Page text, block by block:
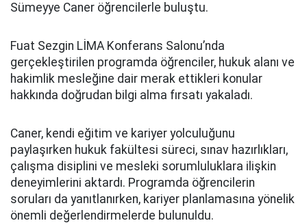
Sümeyye Caner öğrencilerle buluştu.
Fuat Sezgin LİMA Konferans Salonu’nda
gerçekleştirilen programda öğrenciler, hukuk alanı ve
hakimlik mesleğine dair merak ettikleri konular
hakkında doğrudan bilgi alma fırsatı yakaladı.
Caner, kendi eğitim ve kariyer yolculuğunu
paylaşırken hukuk fakültesi süreci, sınav hazırlıkları,
çalışma disiplini ve mesleki sorumluluklara ilişkin
deneyimlerini aktardı. Programda öğrencilerin
soruları da yanıtlanırken, kariyer planlamasına yönelik
önemli değerlendirmelerde bulunuldu.